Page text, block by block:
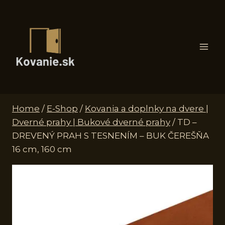
Home / E-Shop / Kovania a doplnky na dvere |
Dverné prahy | Bukové dverné prahy / TD –
DREVENÝ PRAH S TESNENÍM – BUK ČEREŠŇA
16 cm, 160 cm